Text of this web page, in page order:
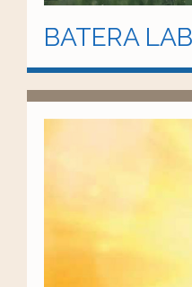
BATERA